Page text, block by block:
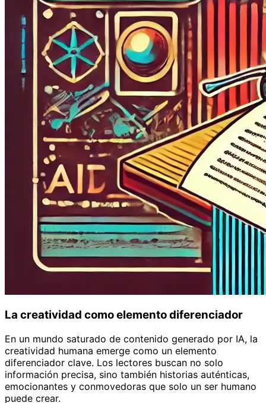
La creatividad como elemento diferenciador
En un mundo saturado de contenido generado por IA, la
creatividad humana emerge como un elemento
diferenciador clave. Los lectores buscan no solo
información precisa, sino también historias auténticas,
emocionantes y conmovedoras que solo un ser humano
puede crear.